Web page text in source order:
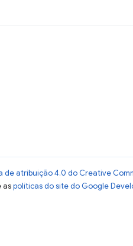
de atribuição 4.0 do Creative
aspolíticas do site do Google